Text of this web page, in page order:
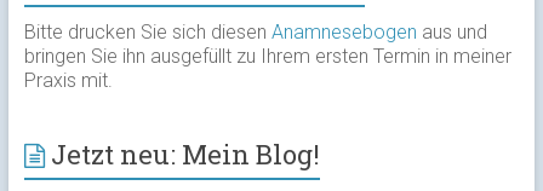
Bitte drucken Sie sich diesen Anamnesebogen aus und
bringen Sie ihn ausgefüllt zu Ihrem ersten Termin in meiner
Praxis mit.
Jetzt neu: Mein Blog!